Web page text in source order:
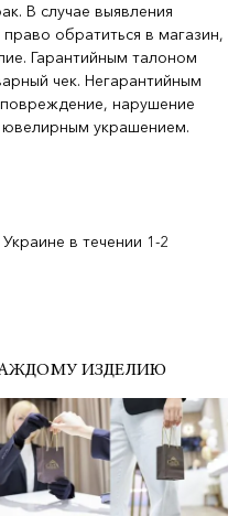
В случае выявления
обратиться в магазин,
Гарантийным талоном
чек. Негарантийным
повреждение, нарушение
ювелирным украшением.
в течении 1-2
ИЗДЕЛИЮ